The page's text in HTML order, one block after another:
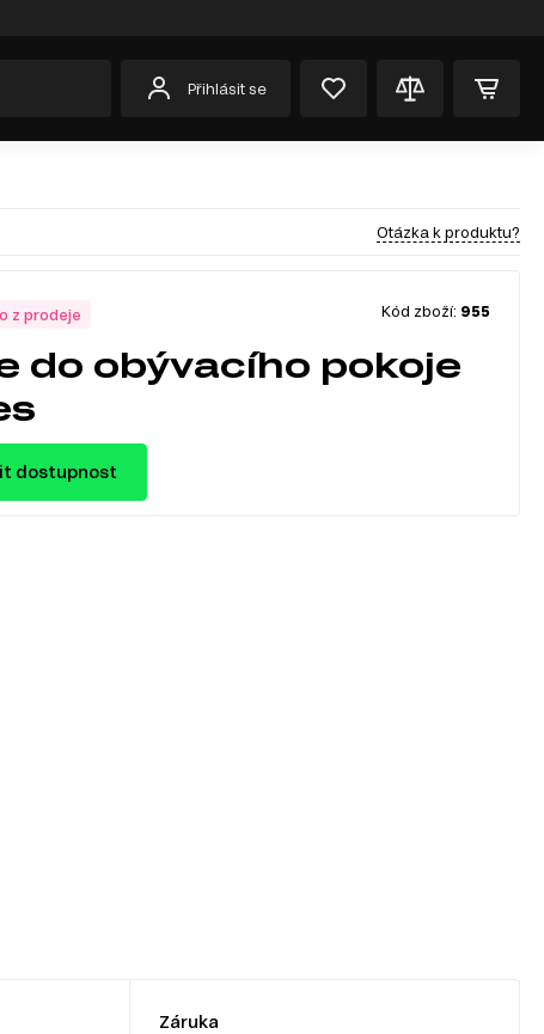
Přihlásit se
Otázka k produktu?
z prodeje Kód zboží: 955
do obývacího pokoje
dostupnost
Záruka